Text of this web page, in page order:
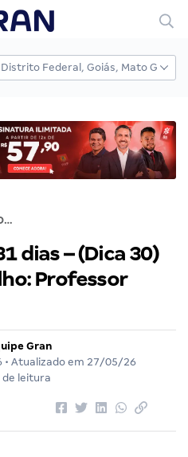
Regressiva OAB 31 dias – (Dica 30) Direito do Trabalho: Professor Hugo Sousa
dias – (Dica 30)
Professor
Gran
• Atualizado em 27/05/26
de leitura